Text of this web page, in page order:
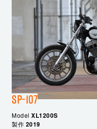
SP-107
Model XL1200S
製作 2019